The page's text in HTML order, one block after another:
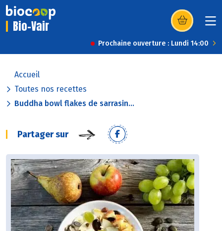
Bio-Vair (s’ouvre dans
Prochaine ouverture : Lundi 14:00
Accueil
Toutes nos recettes
Buddha bowl flakes de sarrasin...
Partager sur